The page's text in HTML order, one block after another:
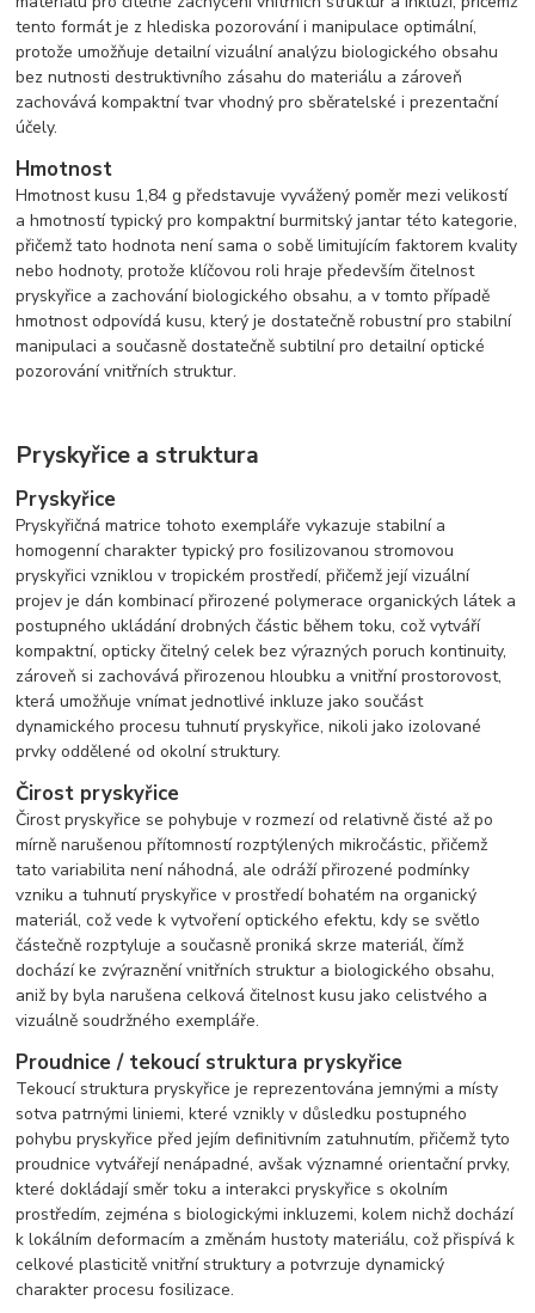
tento formát je z hlediska pozorování i manipulace optimální,
protože umožňuje detailní vizuální analýzu biologického obsahu
bez nutnosti destruktivního zásahu do materiálu a zároveň
zachovává kompaktní tvar vhodný pro sběratelské i prezentační
účely.
Hmotnost
Hmotnost kusu 1,84 g představuje vyvážený poměr mezi velikostí
a hmotností typický pro kompaktní burmitský jantar této kategorie,
přičemž tato hodnota není sama o sobě limitujícím faktorem kvality
nebo hodnoty, protože klíčovou roli hraje především čitelnost
pryskyřice a zachování biologického obsahu, a v tomto případě
hmotnost odpovídá kusu, který je dostatečně robustní pro stabilní
manipulaci a současně dostatečně subtilní pro detailní optické
pozorování vnitřních struktur.
Pryskyřice a struktura
Pryskyřice
Pryskyřičná matrice tohoto exempláře vykazuje stabilní a
homogenní charakter typický pro fosilizovanou stromovou
pryskyřici vzniklou v tropickém prostředí, přičemž její vizuální
projev je dán kombinací přirozené polymerace organických látek a
postupného ukládání drobných částic během toku, což vytváří
kompaktní, opticky čitelný celek bez výrazných poruch kontinuity,
zároveň si zachovává přirozenou hloubku a vnitřní prostorovost,
která umožňuje vnímat jednotlivé inkluze jako součást
dynamického procesu tuhnutí pryskyřice, nikoli jako izolované
prvky oddělené od okolní struktury.
Čirost pryskyřice
Čirost pryskyřice se pohybuje v rozmezí od relativně čisté až po
mírně narušenou přítomností rozptýlených mikročástic, přičemž
tato variabilita není náhodná, ale odráží přirozené podmínky
vzniku a tuhnutí pryskyřice v prostředí bohatém na organický
materiál, což vede k vytvoření optického efektu, kdy se světlo
částečně rozptyluje a současně proniká skrze materiál, čímž
dochází ke zvýraznění vnitřních struktur a biologického obsahu,
aniž by byla narušena celková čitelnost kusu jako celistvého a
vizuálně soudržného exempláře.
Proudnice / tekoucí struktura pryskyřice
Tekoucí struktura pryskyřice je reprezentována jemnými a místy
sotva patrnými liniemi, které vznikly v důsledku postupného
pohybu pryskyřice před jejím definitivním zatuhnutím, přičemž tyto
proudnice vytvářejí nenápadné, avšak významné orientační prvky,
které dokládají směr toku a interakci pryskyřice s okolním
prostředím, zejména s biologickými inkluzemi, kolem nichž dochází
k lokálním deformacím a změnám hustoty materiálu, což přispívá k
celkové plasticitě vnitřní struktury a potvrzuje dynamický
charakter procesu fosilizace.